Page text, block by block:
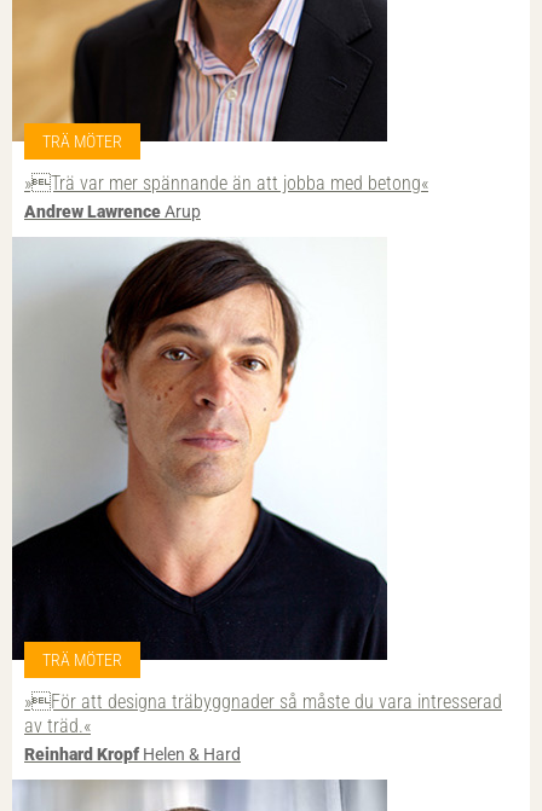
TRÄ MÖTER
»Trä var mer spännande än att jobba med betong«
Andrew LawrenceArup
TRÄ MÖTER
»För att designa trä­byggnader så måste du vara intresserad
av träd.«
Reinhard Kropf Helen & Hard